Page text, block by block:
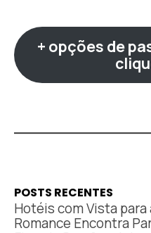
+ opções de
POSTS RECENTES
Hotéis com Vista
Romance Encontra